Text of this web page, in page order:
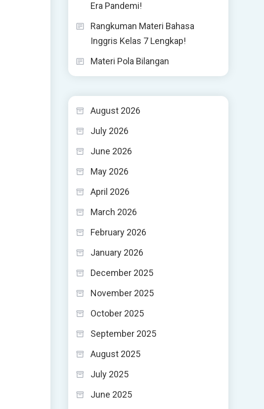
Era Pandemi!
Rangkuman Materi Bahasa
Inggris Kelas 7 Lengkap!
Materi Pola Bilangan
August 2026
July 2026
June 2026
May 2026
April 2026
March 2026
February 2026
January 2026
December 2025
November 2025
October 2025
September 2025
August 2025
July 2025
June 2025